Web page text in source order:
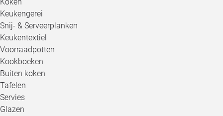
Keukengerei
Snij- & Serveerplanken
Keukentextiel
Voorraadpotten
Kookboeken
Buiten koken
Tafelen
Servies
Glazen